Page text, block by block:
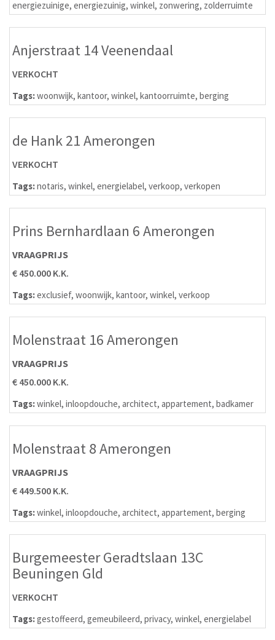
energiezuinige, energiezuinig, winkel, zonwering, zolderruimte
Anjerstraat 14 Veenendaal
VERKOCHT
Tags:woonwijk, kantoor, winkel, kantoorruimte, berging
de Hank 21 Amerongen
VERKOCHT
Tags:notaris, winkel, energielabel, verkoop, verkopen
Prins Bernhardlaan 6 Amerongen
VRAAGPRIJS
€ 450.000 K.K.
Tags:exclusief, woonwijk, kantoor, winkel, verkoop
Molenstraat 16 Amerongen
VRAAGPRIJS
€ 450.000 K.K.
Tags:winkel, inloopdouche, architect, appartement, badkamer
Molenstraat 8 Amerongen
VRAAGPRIJS
€ 449.500 K.K.
Tags:winkel, inloopdouche, architect, appartement, berging
Burgemeester Geradtslaan 13C
Beuningen Gld
VERKOCHT
Tags:gestoffeerd, gemeubileerd, privacy, winkel, energielabel